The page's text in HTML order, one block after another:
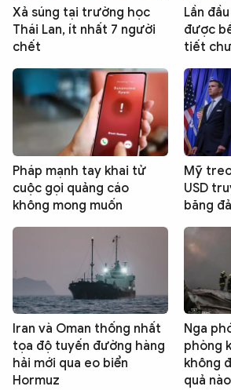
Xả súng tại trường học
Thái Lan, ít nhất 7 người
chết
Lần
được
tiết
Pháp mạnh tay khai tử
cuộc gọi quảng cáo
không mong muốn
Mỹ
USD
băng
Iran và Oman thống nhất
tọa độ tuyến đường hàng
hải mới qua eo biển
Hormuz
Nga
phòng
không
quả nào